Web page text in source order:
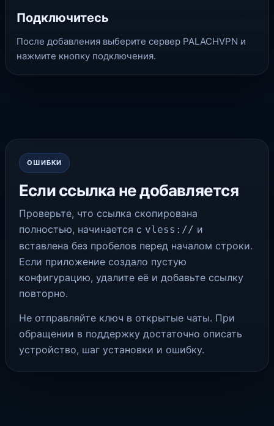
Подключитесь
После добавления выберите сервер PALACHVPN и
нажмите кнопку подключения.
ОШИБКИ
Если ссылка не добавляется
Проверьте, что ссылка скопирована
полностью, начинается с vless:// и
вставлена без пробелов перед началом строки.
Если приложение создало пустую
конфигурацию, удалите её и добавьте ссылку
повторно.
Не отправляйте ключ в открытые чаты. При
обращении в поддержку достаточно описать
устройство, шаг установки и ошибку.